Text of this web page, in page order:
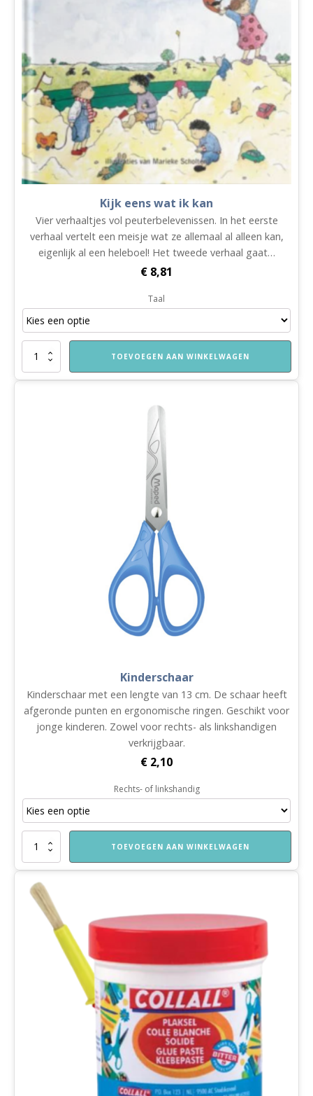
Kijk eens wat ik kan
Vier verhaaltjes vol peuterbelevenissen. In het eerste
verhaal vertelt een meisje wat ze allemaal al alleen kan,
eigenlijk al een heleboel! Het tweede verhaal gaat…
€ 8,81
Taal
wat
TOEVOEGEN AAN WINKELWAGEN
Kinderschaar
Kinderschaar met een lengte van 13 cm. De schaar heeft
afgeronde punten en ergonomische ringen. Geschikt voor
jonge kinderen. Zowel voor rechts- als linkshandigen
verkrijgbaar.
€ 2,10
Rechts- of linkshandig
Kinderschaar
TOEVOEGEN AAN WINKELWAGEN